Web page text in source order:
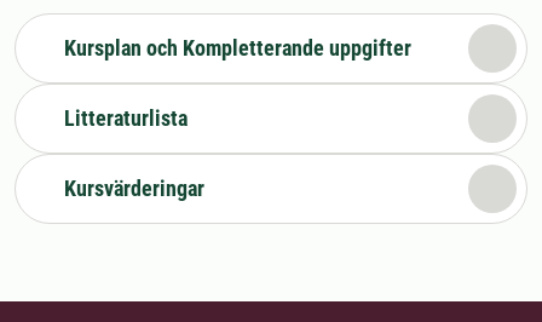
Kursplan och Kompletterande uppgifter
Litteraturlista
Kursvärderingar